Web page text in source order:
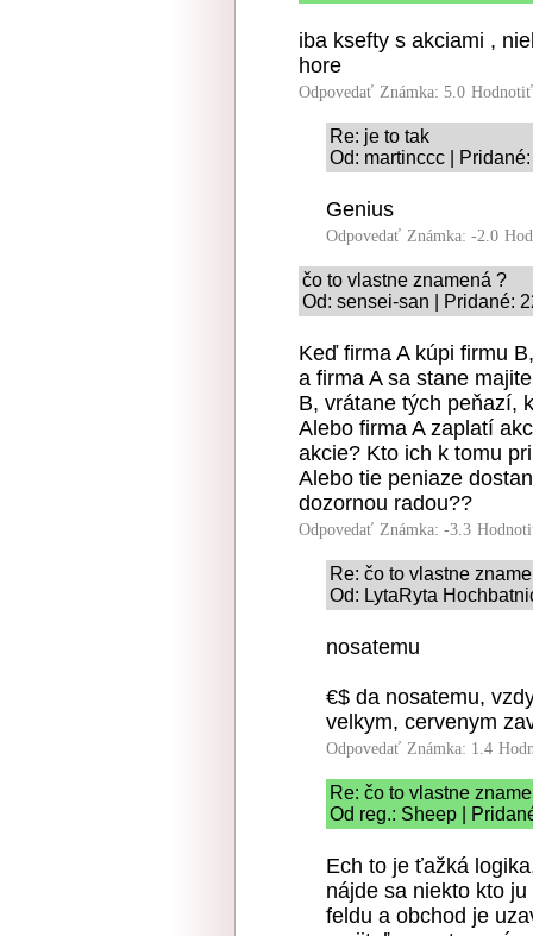
iba ksefty s akciami ,
hore
Odpovedať Známka: 5.0
Re: je to tak
Od: martinccc |
Genius
Odpovedať Známka: -2.0
čo to vlastne znamená ?
Od: sensei-san | Pridané:
Keď firma A kúpi firmu
a firma A sa stane
B, vrátane tých peňazí,
Alebo firma A zaplatí
akcie? Kto ich k tomu
Alebo tie peniaze
dozornou radou??
Odpovedať Známka: -3.3
Re: čo to vlastne
Od: LytaRyta
nosatemu
€$ da nosatemu,
velkym, cervenym
Odpovedať Známka: 1.4
Re: čo to vlastne
Od reg.: Sheep |
Ech to je ťažká
nájde sa niekto kto
feldu a obchod je